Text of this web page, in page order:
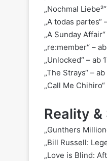
„Nochmal
„A todas partes“
„A Sunday
„re:member“ –
„Unlocked“ – ab
„The Strays“ –
„Call Me
Reality
„Gunthers
„Bill Russell:
„Love is Blind: